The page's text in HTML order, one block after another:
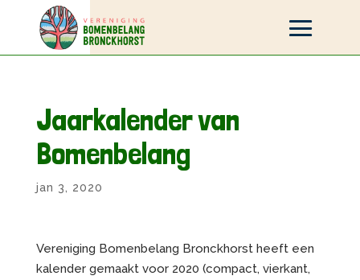
Jaarkalender van
Bomenbelang
jan 3, 2020
Vereniging Bomenbelang Bronckhorst heeft een
kalender gemaakt voor 2020 (compact, vierkant,